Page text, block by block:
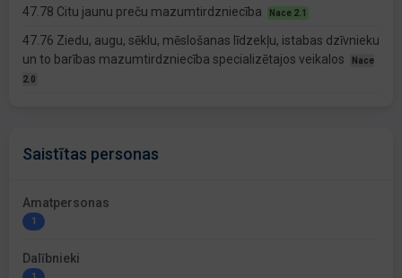
47.78 Citu jaunu preču mazumtirdzniecība Nace 2.1
47.76 Ziedu, augu, sēklu, mēslošanas līdzekļu, istabas dzīvnieku
un to barības mazumtirdzniecība specializētajos veikalos
Nace
2.0
Saistītas personas
Amatpersonas
1
Dalībnieki